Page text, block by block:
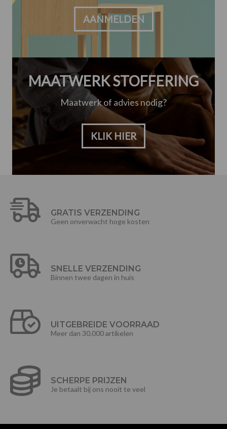
AANMELDEN
MAATWERK STOFFERING
Maatwerk of advies nodig?
KLIK HIER
GRATIS VERZENDING
Geen onverwacht hoge kosten
SNELLE VERZENDING
Binnen twee dagen in huis
UITGEBREIDE VOORRAAD
Meer dan 30.000 artikelen
SCHERPE PRIJZEN
Je betaalt bij ons nooit te veel